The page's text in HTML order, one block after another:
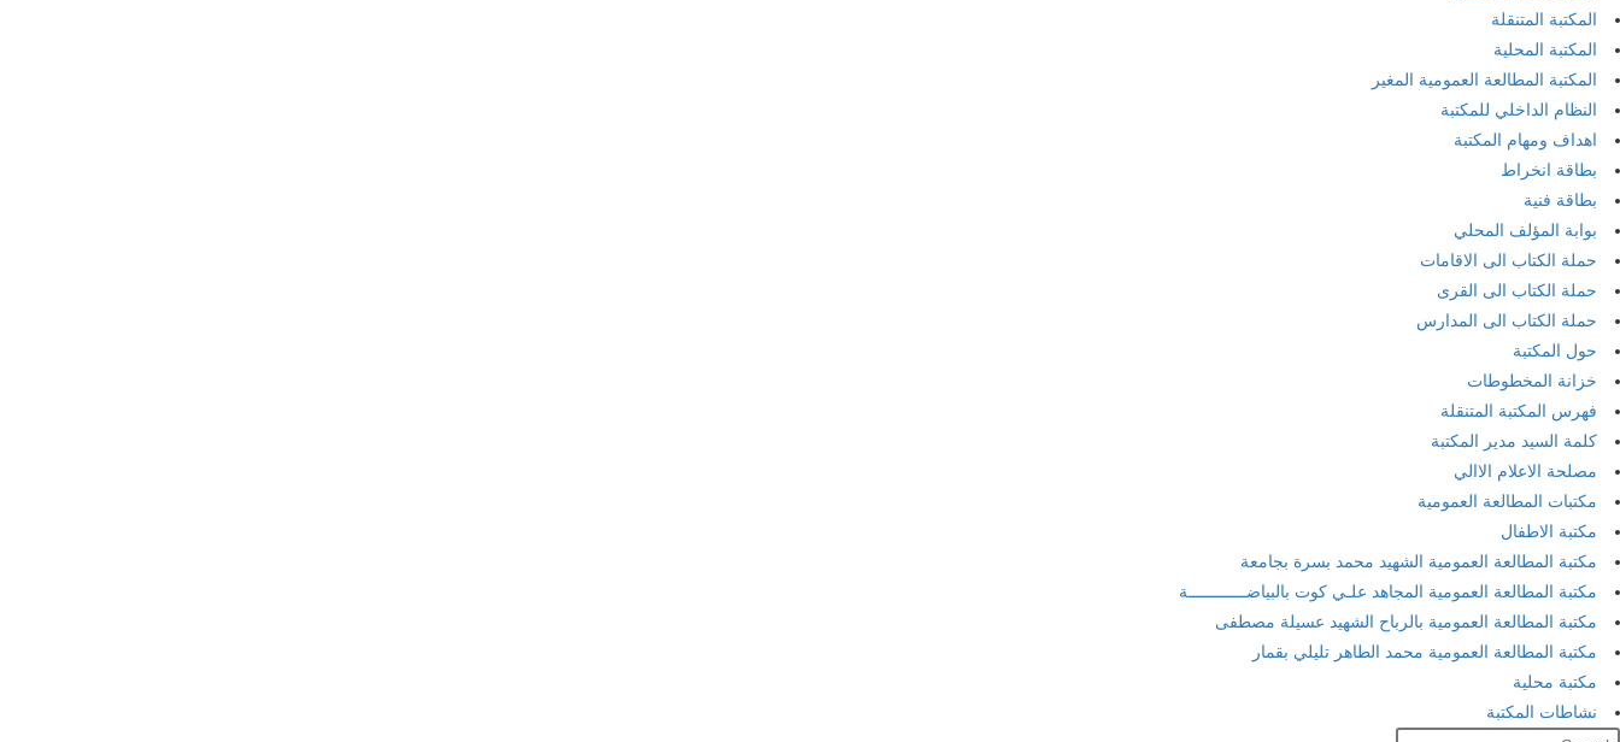
المكتبة المتنقلة
المكتبة المحلية
المكتبة المطالعة العمومية المغير
النظام الداخلي للمكتبة
اهداف ومهام المكتبة
بطاقة انخراط
بطاقة فنية
بوابة المؤلف المحلي
حملة الكتاب الى الاقامات
حملة الكتاب الى القرى
حملة الكتاب الى المدارس
حول المكتبة
خزانة المخطوطات
فهرس المكتبة المتنقلة
كلمة السيد مدير المكتبة
مصلحة الاعلام الاالي
مكتبات المطالعة العمومية
مكتبة الاطفال
مكتبة المطالعة العمومية الشهيد محمد بسرة بجامعة
مكتبة المطالعة العمومية المجاهد علـي كوت بالبياضــــــــــــة
مكتبة المطالعة العمومية بالرباح الشهيد عسيلة مصطفى
مكتبة المطالعة العمومية محمد الطاهر تليلي بقمار
مكتبة محلية
نشاطات المكتبة